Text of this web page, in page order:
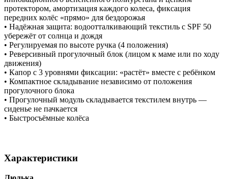
протектором, амортизация каждого колеса, фиксация
передних колёс «прямо» для бездорожья
• Надёжная защита: водоотталкивающий текстиль с SPF 50
убережёт от солнца и дождя
• Регулируемая по высоте ручка (4 положения)
• Реверсивный прогулочный блок (лицом к маме или по ходу
движения)
• Капор с 3 уровнями фиксации: «растёт» вместе с ребёнком
• Компактное складывание независимо от положения
прогулочного блока
• Прогулочный модуль складывается текстилем внутрь —
сиденье не пачкается
• Быстросъёмные колёса
Характеристики